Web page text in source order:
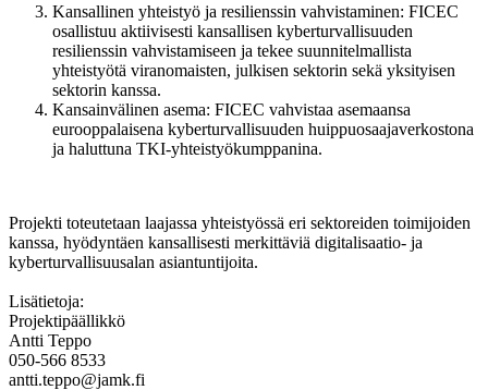
Kansallinen yhteistyö ja resilienssin vahvistaminen: FICEC
osallistuu aktiivisesti kansallisen kyberturvallisuuden
resilienssin vahvistamiseen ja tekee suunnitelmallista
yhteistyötä viranomaisten, julkisen sektorin sekä yksityisen
sektorin kanssa.
Kansainvälinen asema: FICEC vahvistaa asemaansa
eurooppalaisena kyberturvallisuuden huippuosaajaverkostona
ja haluttuna TKI-yhteistyökumppanina.
Projekti toteutetaan laajassa yhteistyössä eri sektoreiden toimijoiden
kanssa, hyödyntäen kansallisesti merkittäviä digitalisaatio- ja
kyberturvallisuusalan asiantuntijoita.
Lisätietoja:
Projektipäällikkö
Antti Teppo
050-566 8533
antti.teppo@jamk.fi